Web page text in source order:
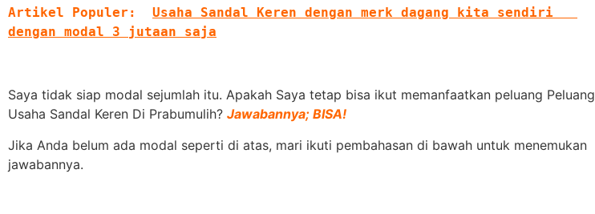
Artikel Populer:
Usaha Sandal Keren dengan merk dagang kita sendiri
dengan modal 3 jutaan saja
Saya tidak siap modal sejumlah itu. Apakah Saya tetap bisa ikut memanfaatkan peluang Peluang
Usaha Sandal Keren Di Prabumulih? Jawabannya; BISA!
Jika Anda belum ada modal seperti di atas, mari ikuti pembahasan di bawah untuk menemukan
jawabannya.